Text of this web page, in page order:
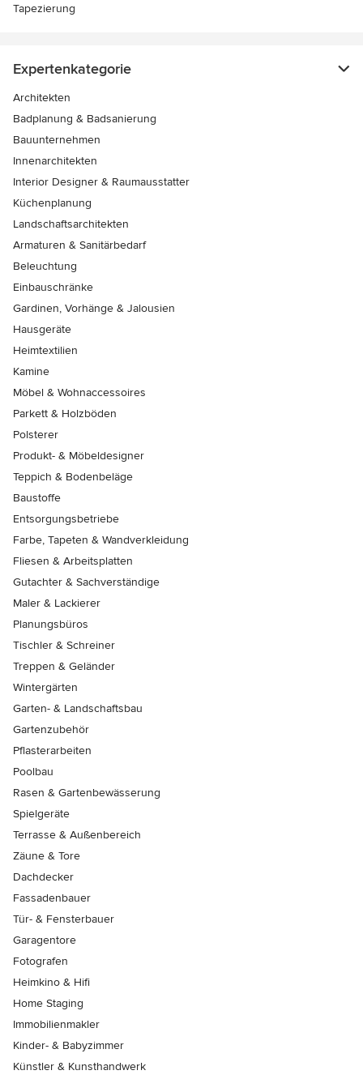
Tapezierung
Expertenkategorie
Architekten
Badplanung & Badsanierung
Bauunternehmen
Innenarchitekten
Interior Designer & Raumausstatter
Küchenplanung
Landschaftsarchitekten
Armaturen & Sanitärbedarf
Beleuchtung
Einbauschränke
Gardinen, Vorhänge & Jalousien
Hausgeräte
Heimtextilien
Kamine
Möbel & Wohnaccessoires
Parkett & Holzböden
Polsterer
Produkt- & Möbeldesigner
Teppich & Bodenbeläge
Baustoffe
Entsorgungsbetriebe
Farbe, Tapeten & Wandverkleidung
Fliesen & Arbeitsplatten
Gutachter & Sachverständige
Maler & Lackierer
Planungsbüros
Tischler & Schreiner
Treppen & Geländer
Wintergärten
Garten- & Landschaftsbau
Gartenzubehör
Pflasterarbeiten
Poolbau
Rasen & Gartenbewässerung
Spielgeräte
Terrasse & Außenbereich
Zäune & Tore
Dachdecker
Fassadenbauer
Tür- & Fensterbauer
Garagentore
Fotografen
Heimkino & Hifi
Home Staging
Immobilienmakler
Kinder- & Babyzimmer
Künstler & Kunsthandwerk